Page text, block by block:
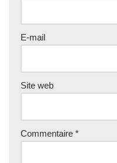
E-mail
Site web
Commentaire *